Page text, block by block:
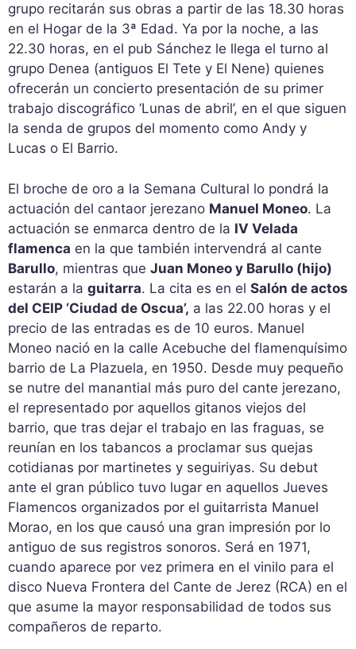
grupo recitarán sus obras a partir de las 18.30 horas
en el Hogar de la 3ª Edad. Ya por la noche, a las
22.30 horas, en el pub Sánchez le llega el turno al
grupo Denea (antiguos El Tete y El Nene) quienes
ofrecerán un concierto presentación de su primer
trabajo discográfico ‘Lunas de abril’, en el que siguen
la senda de grupos del momento como Andy y
Lucas o El Barrio.
El broche de oro a la Semana Cultural lo pondrá la
actuación del cantaor jerezano Manuel Moneo. La
actuación se enmarca dentro de la IV Velada
flamenca en la que también intervendrá al cante
Barullo, mientras que Juan Moneo y Barullo (hijo)
estarán a la guitarra. La cita es en el Salón de actos
del CEIP ‘Ciudad de Oscua’, a las 22.00 horas y el
precio de las entradas es de 10 euros. Manuel
Moneo nació en la calle Acebuche del flamenquísimo
barrio de La Plazuela, en 1950. Desde muy pequeño
se nutre del manantial más puro del cante jerezano,
el representado por aquellos gitanos viejos del
barrio, que tras dejar el trabajo en las fraguas, se
reunían en los tabancos a proclamar sus quejas
cotidianas por martinetes y seguiriyas. Su debut
ante el gran público tuvo lugar en aquellos Jueves
Flamencos organizados por el guitarrista Manuel
Morao, en los que causó una gran impresión por lo
antiguo de sus registros sonoros. Será en 1971,
cuando aparece por vez primera en el vinilo para el
disco Nueva Frontera del Cante de Jerez (RCA) en el
que asume la mayor responsabilidad de todos sus
compañeros de reparto.